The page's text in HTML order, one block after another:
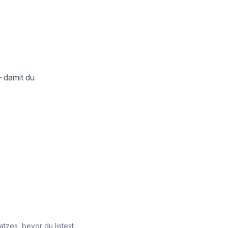
damit du
bevor du listest.